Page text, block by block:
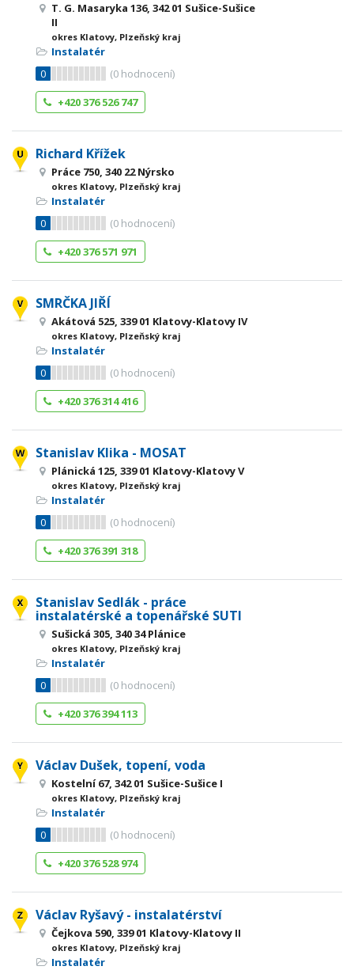
T. G. Masaryka 136, 342 01 Sušice-Sušice
II
okres Klatovy, Plzeňský kraj
Instalatér
0
(0 hodnocení)
+420 376 526 747
Richard Křížek
Práce 750, 340 22 Nýrsko
okres Klatovy, Plzeňský kraj
Instalatér
0
(0 hodnocení)
+420 376 571 971
SMRČKA JIŘÍ
Akátová 525, 339 01 Klatovy-Klatovy IV
okres Klatovy, Plzeňský kraj
Instalatér
0
(0 hodnocení)
+420 376 314 416
Stanislav Klika - MOSAT
Plánická 125, 339 01 Klatovy-Klatovy V
okres Klatovy, Plzeňský kraj
Instalatér
0
(0 hodnocení)
+420 376 391 318
Stanislav Sedlák - práce
instalatérské a topenářské SUTI
Sušická 305, 340 34 Plánice
okres Klatovy, Plzeňský kraj
Instalatér
0
(0 hodnocení)
+420 376 394 113
Václav Dušek, topení, voda
Kostelní 67, 342 01 Sušice-Sušice I
okres Klatovy, Plzeňský kraj
Instalatér
0
(0 hodnocení)
+420 376 528 974
Václav Ryšavý - instalatérství
Čejkova 590, 339 01 Klatovy-Klatovy II
okres Klatovy, Plzeňský kraj
Instalatér